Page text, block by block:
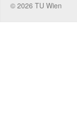
© 2026 TU Wien